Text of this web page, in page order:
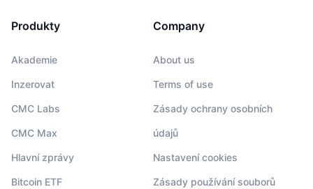
Produkty
Akademie
Inzerovat
CMC Labs
CMC Max
Hlavní zprávy
Bitcoin ETF
Company
About us
Terms of use
Zásady ochrany osobních
údajů
Nastavení cookies
Zásady používání souborů